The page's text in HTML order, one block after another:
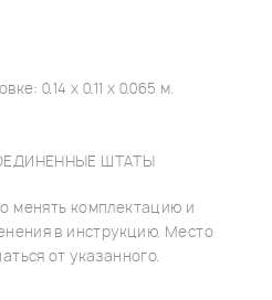
0.14 x 0.11 x 0.065 м.
ШТАТЫ
менять комплектацию и
в инструкцию. Место
от указанного.